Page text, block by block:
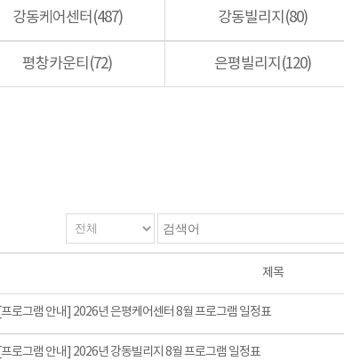
강동케어센터(487) 강동빌리지(80)
평창카운티(72) 은평빌리지(120)
제목
[프로그램 안내] 2026년 은평케어센터 8월 프로그램 일정표
[프로그램 안내] 2026년 강동빌리지 8월 프로그램 일정표